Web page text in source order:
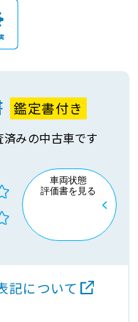
鑑定書付き
みの中古車です
車両状態
評価書を見る
記について